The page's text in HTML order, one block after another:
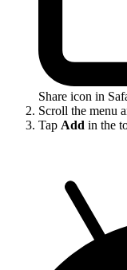
Share icon in
Scroll the menu
Tap Add in the